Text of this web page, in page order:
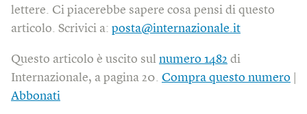
lettere. Ci piacerebbe sapere cosa pensi di questo
articolo. Scrivici a: posta@internazionale.it
Questo articolo è uscito sul numero 1482 di
Internazionale, a pagina 20. Compra questo numero
Abbonati